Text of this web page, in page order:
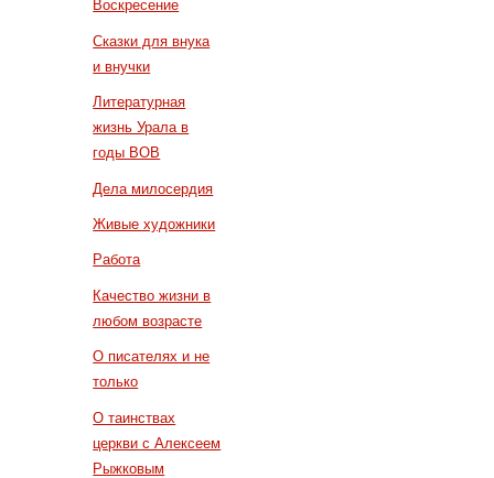
Воскресение
Сказки для внука
и внучки
Литературная
жизнь Урала в
годы ВОВ
Дела милосердия
Живые художники
Работа
Качество жизни в
любом возрасте
О писателях и не
только
О таинствах
церкви с Алексеем
Рыжковым